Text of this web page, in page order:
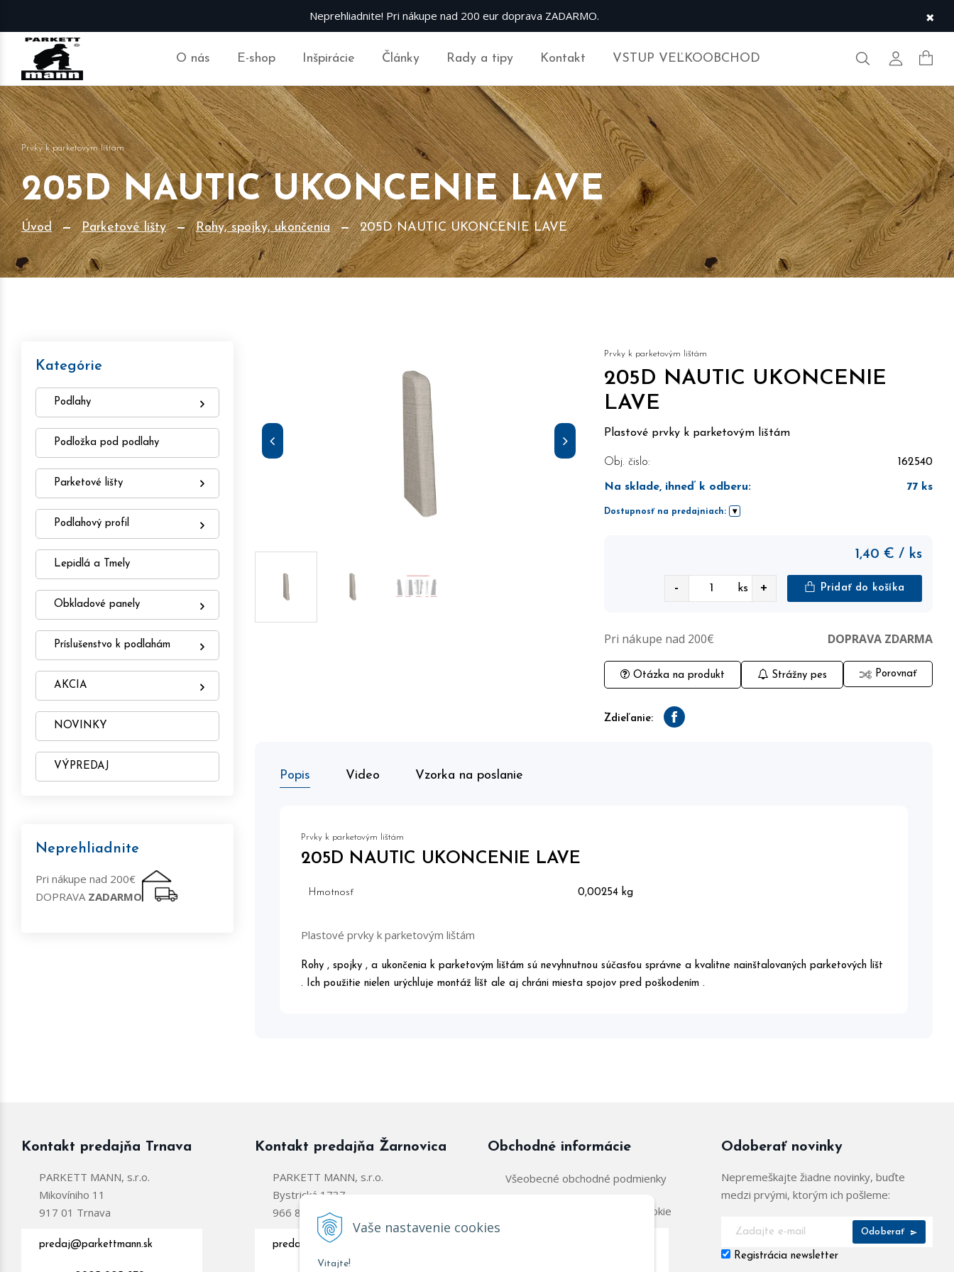
Vaše nastavenie cookies
Vitajte!
Neprehliadnite! Pri nákupe nad 200 eur doprava ZADARMO. ×
O nás E-shop Inšpirácie Články Rady a tipy Kontakt VSTUP VEĽKOOBCHOD Hľadať Môj účet
Prvky k parketovým lištám
205D NAUTIC UKONCENIE LAVE
Úvod Parketové lišty Rohy, spojky, ukončenia 205D NAUTIC UKONCENIE LAVE
Kategórie
Podlahy
Podložka pod podlahy
Parketové lišty
Podlahový profil
Lepidlá a Tmely
Obkladové panely
Príslušenstvo k podlahám
AKCIA
NOVINKY
VÝPREDAJ
Neprehliadnite
Pri nákupe nad 200€
DOPRAVA ZADARMO
Prvky k parketovým lištám
205D NAUTIC UKONCENIE
LAVE
Plastové prvky k parketovým lištám
Obj. čislo: 162540
Na sklade, ihneď k odberu: 77 ks
Dostupnosť na predajniach:
1,40 € / ks
- ks + Pridať do košíka
Pri nákupe nad 200€ DOPRAVA ZDARMA
Otázka na produkt Strážny pes Porovnať
Zdieľanie: Facebook
Popis Video Vzorka na poslanie
Prvky k parketovým lištám
205D NAUTIC UKONCENIE LAVE
Hmotnosť 0,00254 kg
Plastové prvky k parketovým lištám
Rohy , spojky , a ukončenia k parketovým lištám sú nevyhnutnou súčasťou správne a kvalitne nainštalovaných parketových líšt
. Ich použitie nielen urýchluje montáž líšt ale aj chráni miesta spojov pred poškodením .
Kontakt predajňa Trnava
PARKETT MANN, s.r.o.
Mikovíniho 11
917 01 Trnava
predaj@parkettmann.sk
Kontakt predajňa Žarnovica
PARKETT MANN, s.r.o.
Bystrická 1737
966 81 Žarnovica
predajzc@parkettmann.sk
Obchodné informácie
Všeobecné obchodné podmienky
Zásady používania súborov cookie
Odoberať novinky
Nepremeškajte žiadne novinky, buďte
medzi prvými, ktorým ich pošleme:
Odoberať
Registrácia newsletter